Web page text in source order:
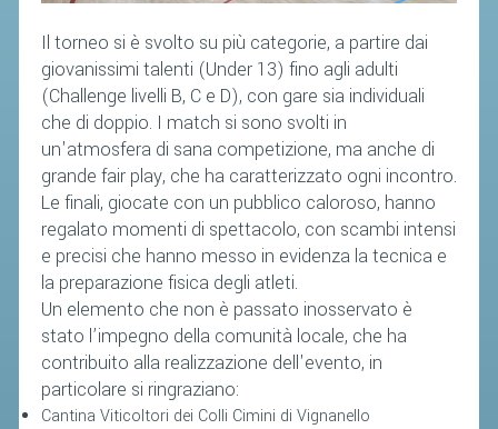
Il torneo si è svolto su più categorie, a partire dai
giovanissimi talenti (Under 13) fino agli adulti
(Challenge livelli B, C e D), con gare sia individuali
che di doppio. I match si sono svolti in
un'atmosfera di sana competizione, ma anche di
grande fair play, che ha caratterizzato ogni incontro.
Le finali, giocate con un pubblico caloroso, hanno
regalato momenti di spettacolo, con scambi intensi
e precisi che hanno messo in evidenza la tecnica e
la preparazione fisica degli atleti.
Un elemento che non è passato inosservato è
stato l’impegno della comunità locale, che ha
contribuito alla realizzazione dell'evento, in
particolare si ringraziano:
Cantina Viticoltori dei Colli Cimini di Vignanello